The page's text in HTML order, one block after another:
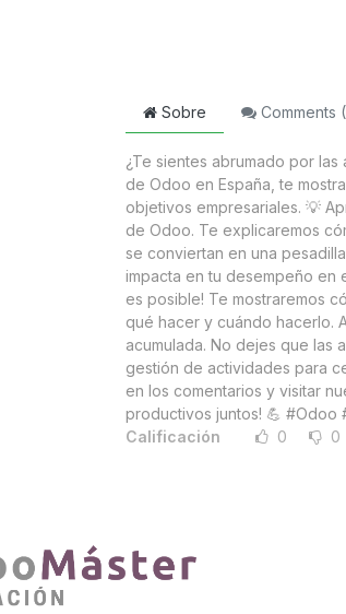
Sobre Comments (
¿Te sientes abrumado por
de Odoo en España, te
objetivos empresariales. 💡
de Odoo. Te explicaremos
se conviertan en una
impacta en tu desempeño en
es posible! Te mostraremos
qué hacer y cuándo hacerlo.
acumulada. No dejes que las
gestión de actividades para
en los comentarios y visitar
productivos juntos! 💪 #Odoo
Calificación
0 0